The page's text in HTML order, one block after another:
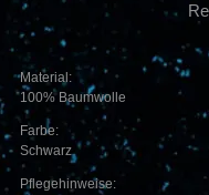
Material:
100% Baumwolle
Farbe:
Schwarz
Pflegehinweise: